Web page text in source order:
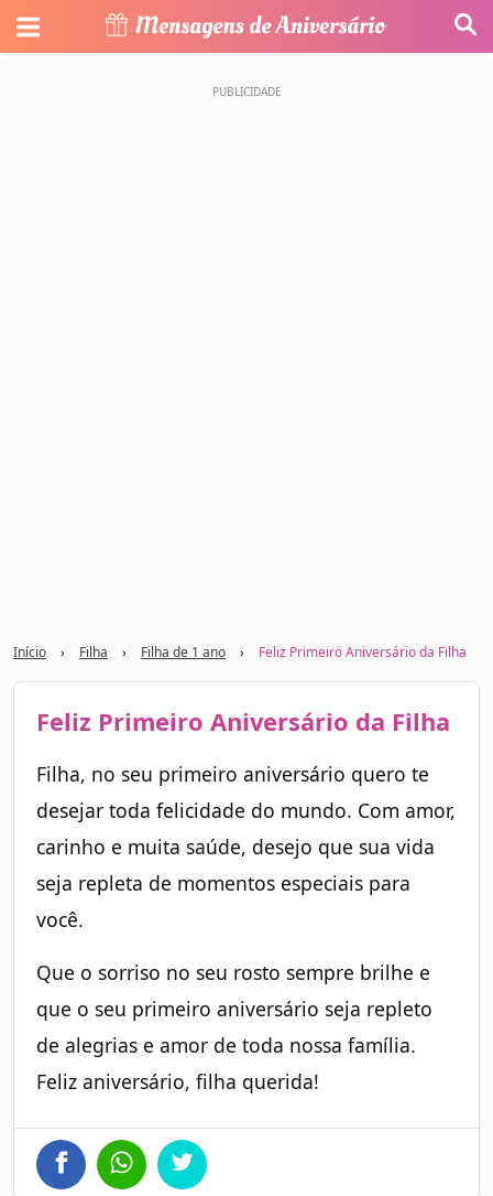
Início › Filha › Filha de 1 ano › Feliz Primeiro Aniversário da Filha
Feliz Primeiro Aniversário da Filha
Filha, no seu primeiro aniversário quero te
desejar toda felicidade do mundo. Com amor,
carinho e muita saúde, desejo que sua vida
seja repleta de momentos especiais para
você.
Que o sorriso no seu rosto sempre brilhe e
que o seu primeiro aniversário seja repleto
de alegrias e amor de toda nossa família.
Feliz aniversário, filha querida!